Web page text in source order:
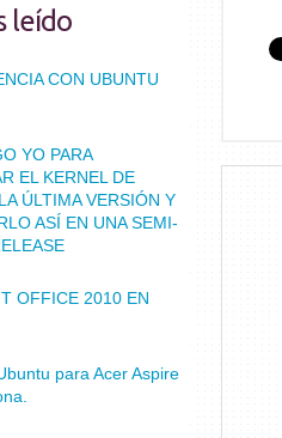
leído
CON UBUNTU
YO PARA
EL KERNEL DE
ÚLTIMA VERSIÓN Y
ASÍ EN UNA SEMI-
OFFICE 2010 EN
para Acer Aspire